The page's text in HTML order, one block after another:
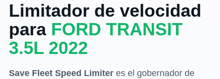
Limitador de velocidad
para FORD TRANSIT
3.5L 2022
Save Fleet Speed Limiteres el gobernador de